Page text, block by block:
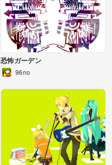
恐怖ガーデン
96no